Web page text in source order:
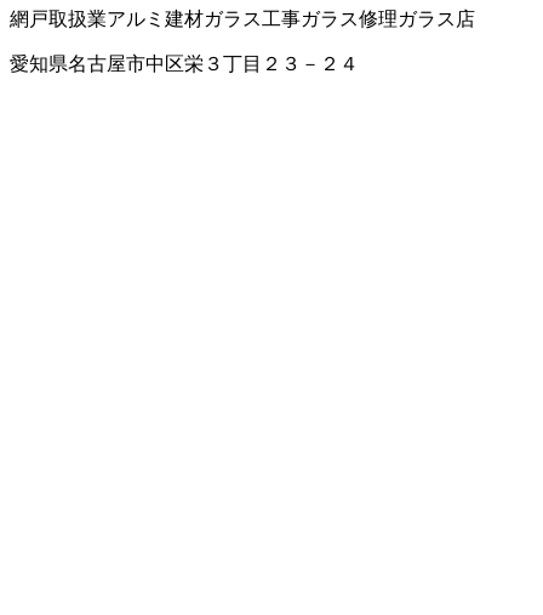
網戸取扱業アルミ建材ガラス工事ガラス修理ガラス店
愛知県名古屋市中区栄３丁目２３－２４